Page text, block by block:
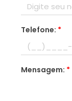
Telefone: *
Mensagem: *